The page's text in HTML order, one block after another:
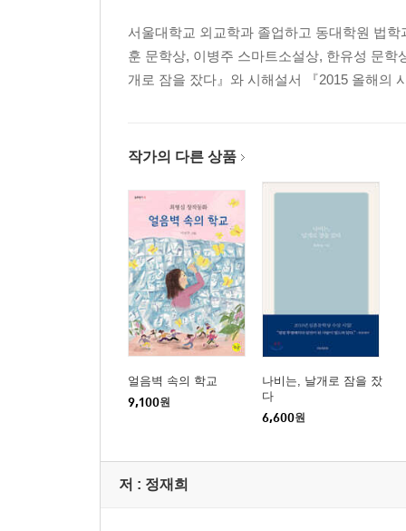
서울대학교 외교학과 졸업하고 동대학원 법
훈 문학상, 이병주 스마트소설상, 한유성 문
개로 잠을 잤다』와 시해설서 『2015 올해의
작가의 다른 상품
얼음벽 속의 학교
9,100원
나비는, 날개로 잠을 잤
다
6,600원
저 : 정재희